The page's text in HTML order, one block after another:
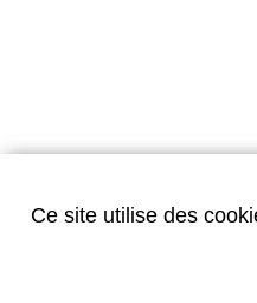
Ce site utilise des
Données